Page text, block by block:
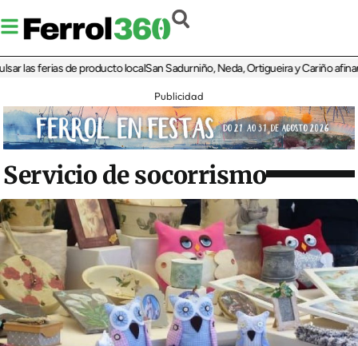
ferias de producto localSan Sadurniño, Neda, Ortigueira y Cariño afinan
Publicidad
Servicio de socorrismo